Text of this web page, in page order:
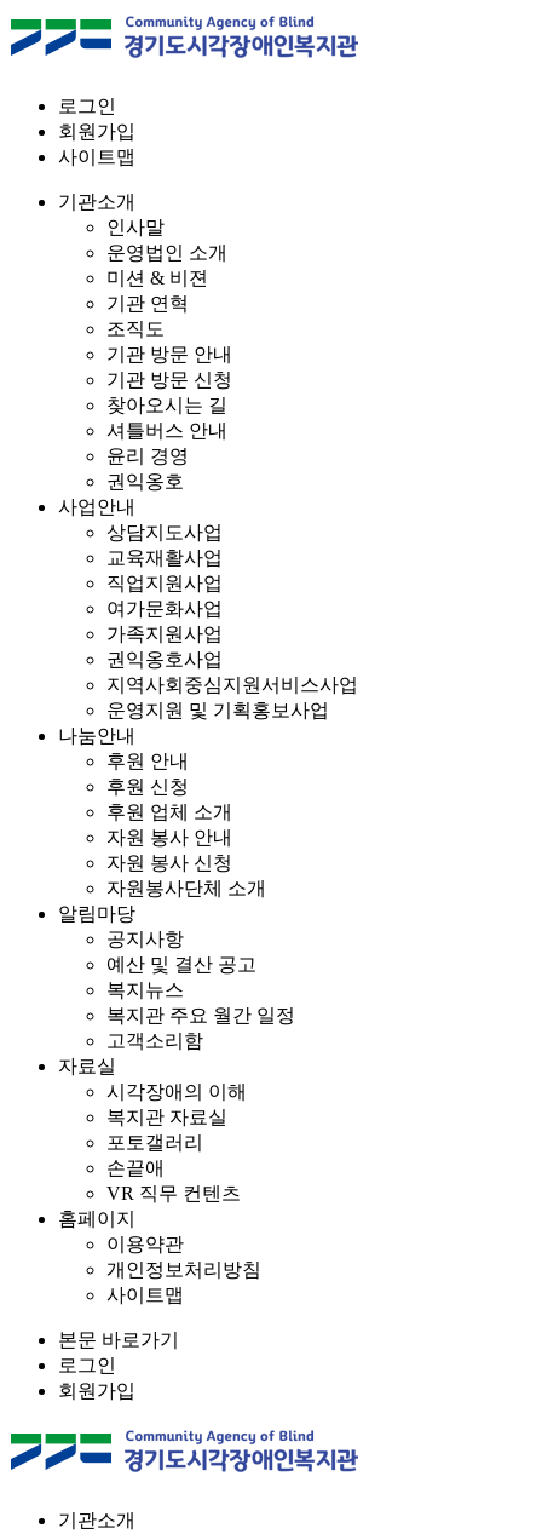
로그인
회원가입
사이트맵
기관소개
인사말
운영법인 소개
미션 & 비젼
기관 연혁
조직도
기관 방문 안내
기관 방문 신청
찾아오시는 길
셔틀버스 안내
윤리 경영
권익옹호
사업안내
상담지도사업
교육재활사업
직업지원사업
여가문화사업
가족지원사업
권익옹호사업
지역사회중심지원서비스사업
운영지원 및 기획홍보사업
나눔안내
후원 안내
후원 신청
후원 업체 소개
자원 봉사 안내
자원 봉사 신청
자원봉사단체 소개
알림마당
공지사항
예산 및 결산 공고
복지뉴스
복지관 주요 월간 일정
고객소리함
자료실
시각장애의 이해
복지관 자료실
포토갤러리
손끝애
VR 직무 컨텐츠
홈페이지
이용약관
개인정보처리방침
사이트맵
본문 바로가기
로그인
회원가입
기관소개